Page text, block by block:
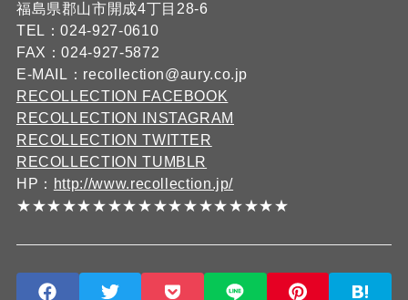
福島県郡山市開成4丁目28-6
TEL：024-927-0610
FAX：024-927-5872
E-MAIL：recollection@aury.co.jp
RECOLLECTION FACEBOOK
RECOLLECTION INSTAGRAM
RECOLLECTION TWITTER
RECOLLECTION TUMBLR
HP： http://www.recollection.jp/
★★★★★★★★★★★★★★★★★★